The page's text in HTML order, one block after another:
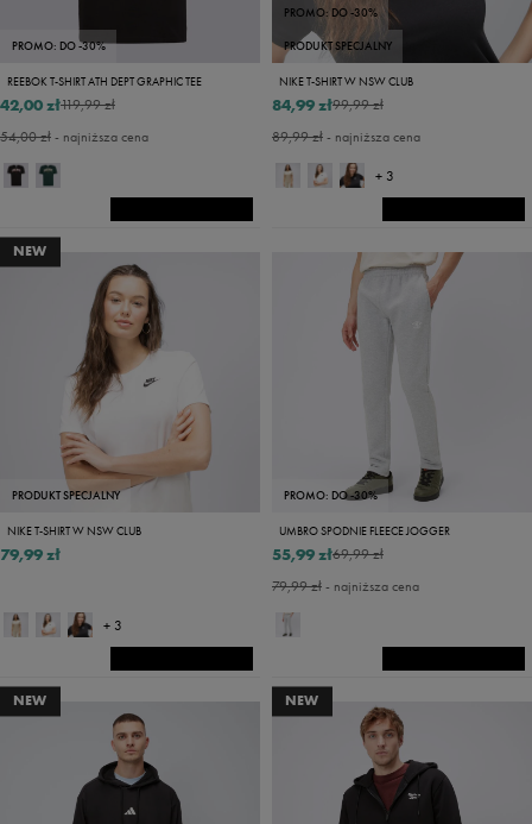
PROMO: DO -30%
REEBOK T-SHIRT ATH DEPT GRAPHIC TEE
119,99 zł
42,00 zł
54,00 zł- najniższa cena
PROMO: DO -30%
PRODUKT SPECJALNY
NIKE T-SHIRT W NSW CLUB
99,99 zł
84,99 zł
89,99 zł- najniższa cena
+ 3
NEW
PRODUKT SPECJALNY
NIKE T-SHIRT W NSW CLUB
79,99 zł
+ 3
PROMO: DO -30%
UMBRO SPODNIE FLEECE JOGGER
69,99 zł
55,99 zł
79,99 zł- najniższa cena
NEW NEW